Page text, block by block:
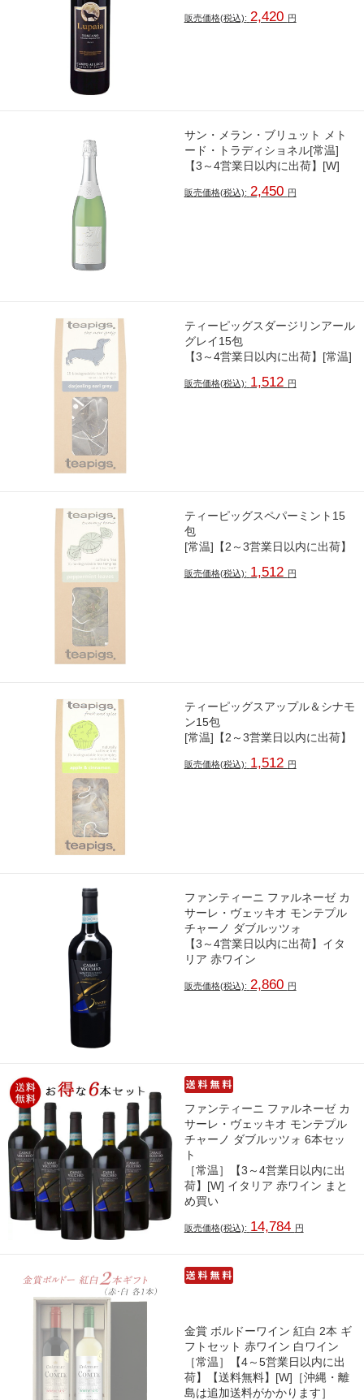
販売価格(税込): 2,420 円
サン・メラン・ブリュット メト
ード・トラディショネル[常温]
【3～4営業日以内に出荷】[W]
販売価格(税込): 2,450 円
ティーピッグスダージリンアール
グレイ15包
【3～4営業日以内に出荷】[常温]
販売価格(税込): 1,512 円
ティーピッグスペパーミント15
包
[常温]【2～3営業日以内に出荷】
販売価格(税込): 1,512 円
ティーピッグスアップル＆シナモ
ン15包
[常温]【2～3営業日以内に出荷】
販売価格(税込): 1,512 円
ファンティーニ ファルネーゼ カ
サーレ・ヴェッキオ モンテプル
チャーノ ダブルッツォ
【3～4営業日以内に出荷】イタ
リア 赤ワイン
販売価格(税込): 2,860 円
ファンティーニ ファルネーゼ カ
サーレ・ヴェッキオ モンテプル
チャーノ ダブルッツォ 6本セッ
ト
［常温］【3～4営業日以内に出
荷】[W] イタリア 赤ワイン まと
め買い
販売価格(税込): 14,784 円
金賞 ボルドーワイン 紅白 2本 ギ
フトセット 赤ワイン 白ワイン
［常温］【4～5営業日以内に出
荷】【送料無料】[W]［沖縄・離
島は追加送料がかかります］